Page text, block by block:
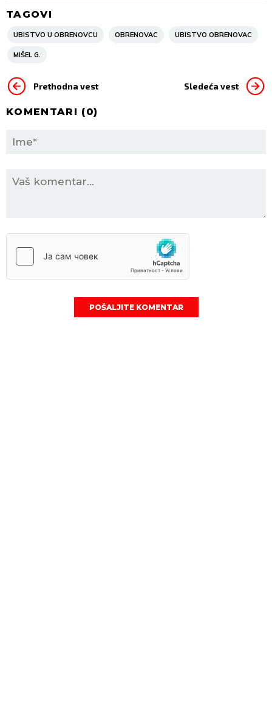
TAGOVI
UBISTVO U OBRENOVCU OBRENOVAC UBISTVO OBRENOVAC
MIŠEL G.
Prethodna vest Sledeća vest
KOMENTARI (0)
POŠALJITE KOMENTAR